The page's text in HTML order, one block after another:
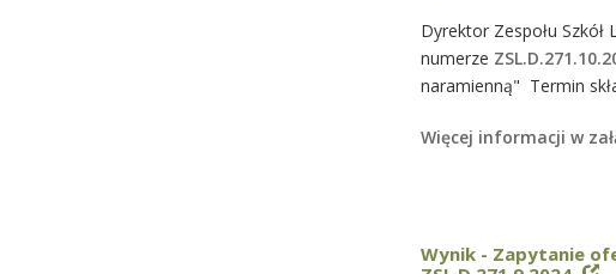
Dyrektor Zespołu Szkół
numerze
naramienną" Termin
Więcej informacji w
Wynik - Zapytanie